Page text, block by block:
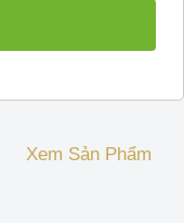
Xem Sản Phẩm